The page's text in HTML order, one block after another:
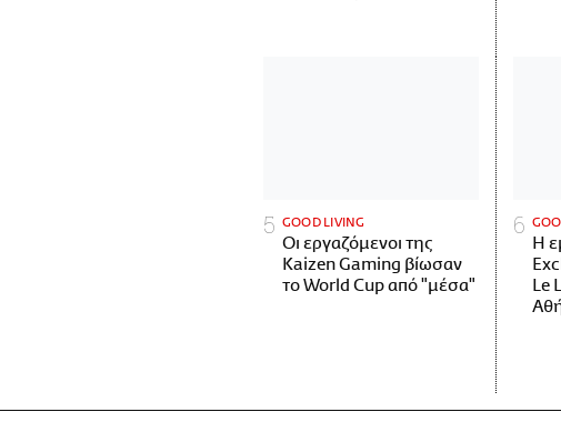
GOOD LIVING
Οι εργαζόμενοι της
Kaizen Gaming βίωσαν
το World Cup από "μέσα"
Η
Le